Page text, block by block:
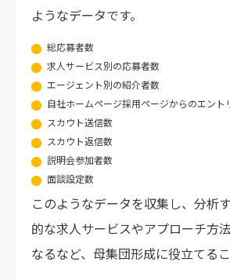
ようなデータです。
総応募者数
求人サービス別の応募者数
エージェント別の紹介者数
自社ホームページ採用ページからのエント
スカウト送信数
スカウト返信数
説明会参加者数
面談設定数
このようなデータを収集し、分析
的な求人サービスやアプローチ方
なるなど、母集団形成に役立てるこ